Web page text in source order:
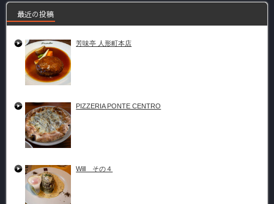
最近の投稿
芳味亭 人形町本店
PIZZERIA PONTE CENTRO
Will その４